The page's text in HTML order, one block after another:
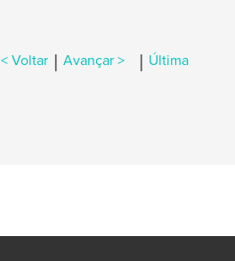
< Voltar | Avançar > | Última